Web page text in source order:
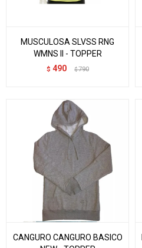
MUSCULOSA SLVSS RNG
WMNS II - TOPPER
$ 490 $ 790
CANGURO CANGURO BASICO